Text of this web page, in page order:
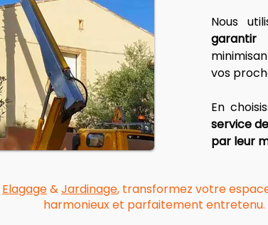
garantir
vos
En
service
par leur
Elagage&Jardinage, transformez votre
harmonieux et parfaitement entretenu.